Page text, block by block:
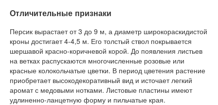
Отличительные признаки
Персик вырастает от 3 до 9 м, а диаметр широкораскидистой
кроны достигает 4-4,5 м. Его толстый ствол покрывается
шершавой красно-коричневой корой. До появления листьев
на ветках распускаются многочисленные розовые или
красные колокольчатые цветки. В период цветения растение
приобретает высокодекоративный вид и источает легкий
аромат с медовыми нотками. Листовые пластины имеют
удлиненно-ланцетную форму и пильчатые края.